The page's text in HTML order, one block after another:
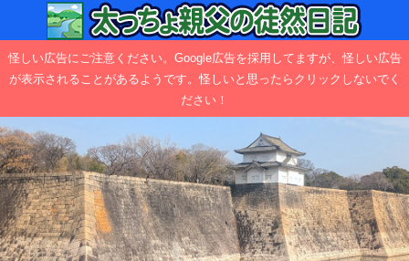
怪しい広告にご注意ください。Google広告を採用してますが、怪しい広告
が表示されることがあるようです。怪しいと思ったらクリックしないでく
ださい！